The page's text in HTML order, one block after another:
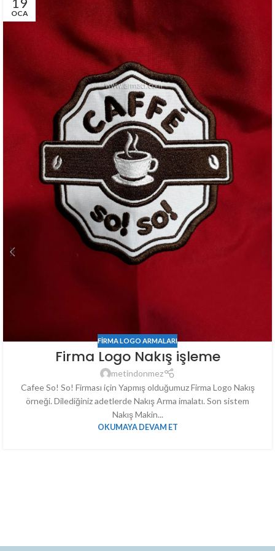
OCA
FIRMA LOGO ARMALARI
Firma Logo Nakış işleme
metindonmez
Cafee So! So! Firması için Yapmış olduğumuz Firma Logo Nakış
örneği. Dilediğiniz adetlerde Nakış Arma imalatı. Son sistem
Nakış Makin...
OKUMAYA DEVAM ET